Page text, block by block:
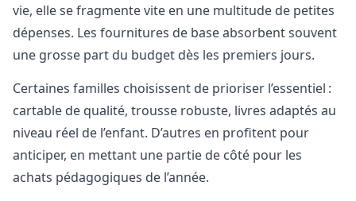
vie, elle se fragmente vite en une multitude de petites
dépenses. Les fournitures de base absorbent souvent
une grosse part du budget dès les premiers jours.
Certaines familles choisissent de prioriser l’essentiel :
cartable de qualité, trousse robuste, livres adaptés au
niveau réel de l’enfant. D’autres en profitent pour
anticiper, en mettant une partie de côté pour les
achats pédagogiques de l’année.